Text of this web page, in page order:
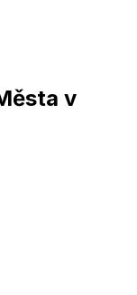
v